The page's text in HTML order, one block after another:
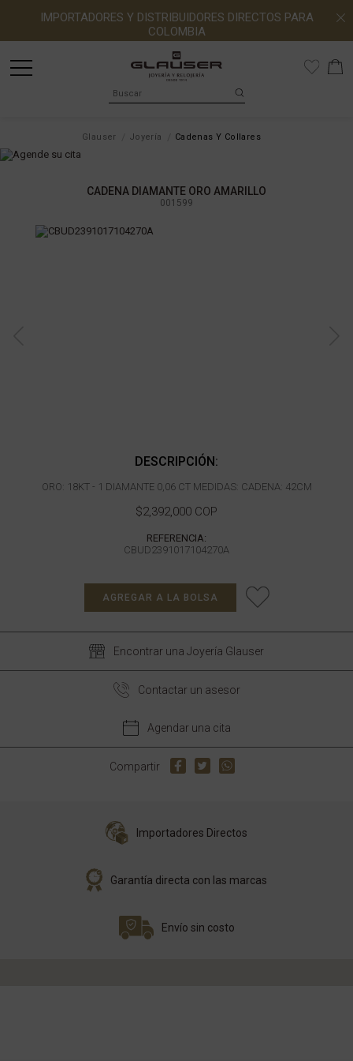
IMPORTADORES Y DISTRIBUIDORES DIRECTOS PARA
COLOMBIA
Glauser Joyería Cadenas Y Collares
CADENA DIAMANTE ORO AMARILLO
001599
DESCRIPCIÓN:
ORO: 18KT - 1 DIAMANTE 0,06 CT MEDIDAS: CADENA: 42CM
$2,392,000 COP
REFERENCIA:
CBUD2391017104270A
AGREGAR A LA BOLSA
Encontrar una Joyería Glauser
Contactar un asesor
Agendar una cita
Compartir
Importadores Directos
Garantía directa con las marcas
Envío sin costo